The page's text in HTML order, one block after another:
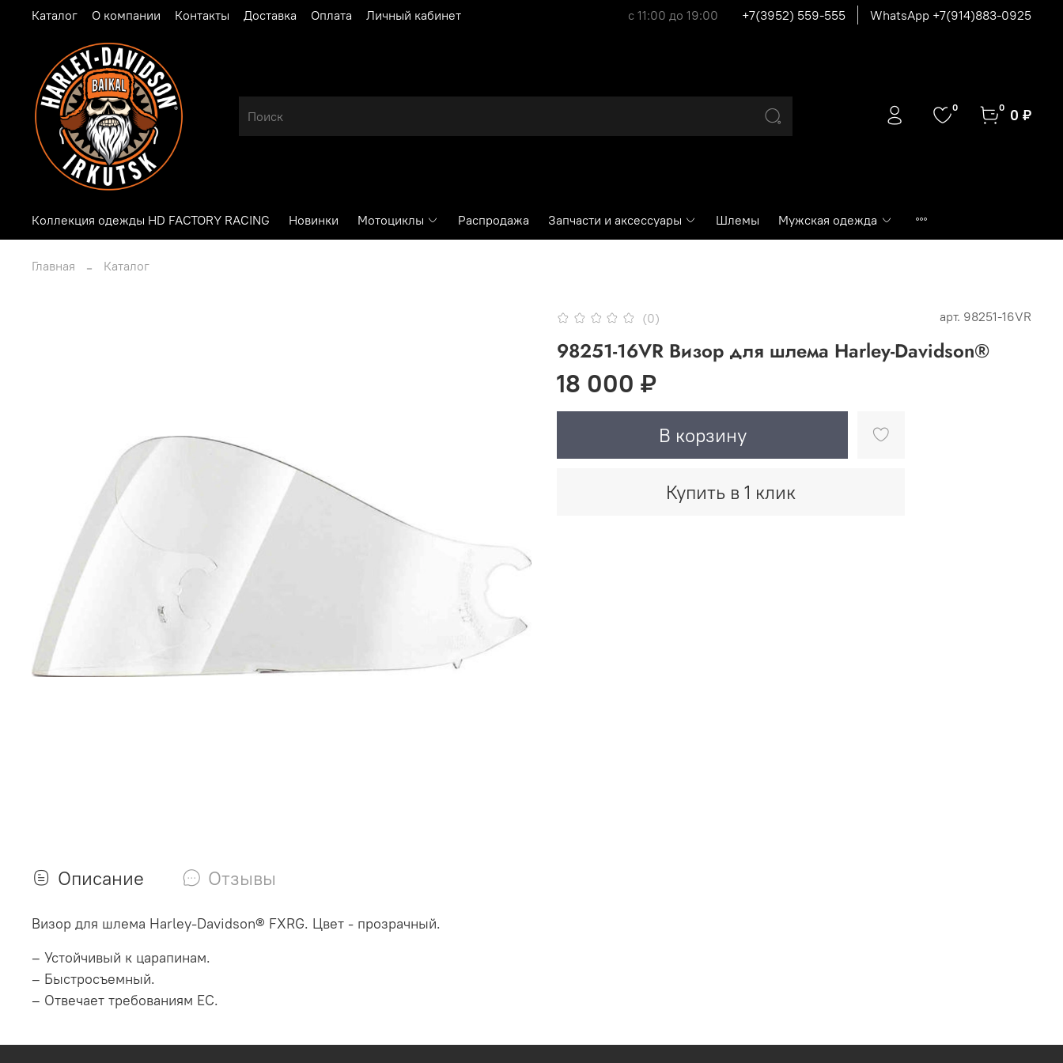
Каталог О компании Контакты Доставка Оплата Личный кабинет с 11:00 до 19:00 +7(3952) 559-555 WhatsApp +7(914)883-0925
0 0 0 ₽
Коллекция одежды HD FACTORY RACING Новинки Мотоциклы Распродажа Запчасти и аксессуары Шлемы Мужская одежда
Главная Каталог
(0) арт. 98251-16VR
98251-16VR Визор для шлема Harley-Davidson®
18 000 ₽
В корзину
Купить в 1 клик
Описание Отзывы
Визор для шлема Harley-Davidson® FXRG. Цвет - прозрачный.
– Устойчивый к царапинам.
– Быстросъемный.
– Отвечает требованиям EC.